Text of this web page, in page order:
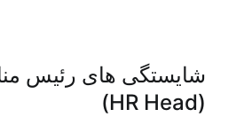
شایستگی های رئیس
(
HR Head
)